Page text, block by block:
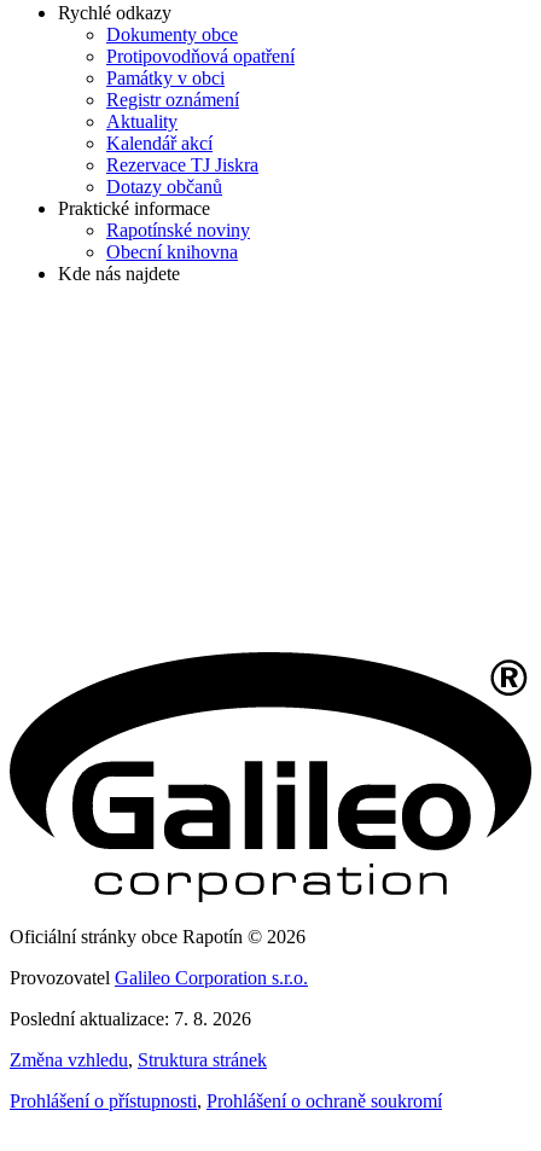
Rychlé odkazy
Dokumenty obce
Protipovodňová opatření
Památky v obci
Registr oznámení
Aktuality
Kalendář akcí
Rezervace TJ Jiskra
Dotazy občanů
Praktické informace
Rapotínské noviny
Obecní knihovna
Kde nás najdete
Oficiální stránky obce Rapotín © 2026
Provozovatel Galileo Corporation s.r.o.
Poslední aktualizace: 7. 8. 2026
Změna vzhledu, Struktura stránek
Prohlášení o přístupnosti, Prohlášení o ochraně soukromí